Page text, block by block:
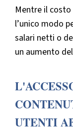
Mentre il
l’unico modo
salari netti o
un aumento
UTENTI